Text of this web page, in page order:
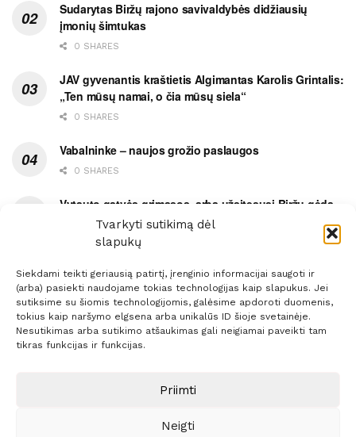
Tvarkyti sutikimą dėl
slapukų
Siekdami teikti geriausią patirtį, įrenginio informacijai saugoti ir
(arba) pasiekti naudojame tokias technologijas kaip slapukus. Jei
sutiksime su šiomis technologijomis, galėsime apdoroti duomenis,
tokius kaip naršymo elgsena arba unikalūs ID šioje svetainėje.
Nesutikimas arba sutikimo atšaukimas gali neigiamai paveikti tam
tikras funkcijas ir funkcijas.
Priimti
Neigti
Sudarytas Biržų rajono savivaldybės didžiausių
įmonių šimtukas
0 SHARES
JAV gyvenantis kraštietis Algimantas Karolis Grintalis:
„Ten mūsų namai, o čia mūsų siela“
0 SHARES
Vabalninke – naujos grožio paslaugos
0 SHARES
Vytauto gatvės grimasos, arba užsitęsusi Biržų gėda
0 SHARES
Prenumerata Reklama Taisyklės Kontaktai
© 2021 Visos teisės saugomos